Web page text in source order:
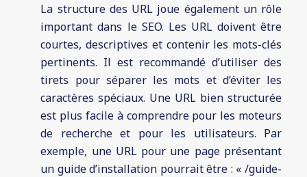
La structure des URL joue également un rôle
important dans le SEO. Les URL doivent être
courtes, descriptives et contenir les mots-clés
pertinents. Il est recommandé d’utiliser des
tirets pour séparer les mots et d’éviter les
caractères spéciaux. Une URL bien structurée
est plus facile à comprendre pour les moteurs
de recherche et pour les utilisateurs. Par
exemple, une URL pour une page présentant
un guide d’installation pourrait être : « /guide-